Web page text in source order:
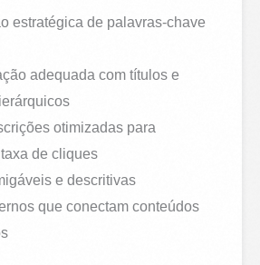
estratégica de palavras-chave
adequada com títulos e
otimizadas para
de cliques
e descritivas
que conectam conteúdos